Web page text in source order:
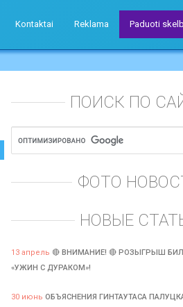
Kontaktai Reklama Paduoti
ПОИСК ПО
ФОТО
НОВЫЕ
13 апрель 🔴 ВНИМАНИЕ! 🔴 РОЗЫГРЫШ
«УЖИН С ДУРАКОМ»!
30 июнь ОБЪЯСНЕНИЯ ГИНТАУТАСА